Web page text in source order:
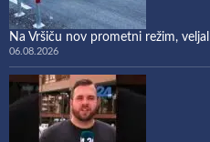
Na Vršiču nov prometni režim,
06.08.2026